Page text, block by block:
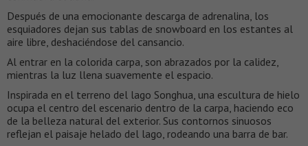
Después de una emocionante descarga de adrenalina, los
esquiadores dejan sus tablas de snowboard en los estantes al
aire libre, deshaciéndose del cansancio.
Al entrar en la colorida carpa, son abrazados por la calidez,
mientras la luz llena suavemente el espacio.
Inspirada en el terreno del lago Songhua, una escultura de hielo
ocupa el centro del escenario dentro de la carpa, haciendo eco
de la belleza natural del exterior. Sus contornos sinuosos
reflejan el paisaje helado del lago, rodeando una barra de bar.